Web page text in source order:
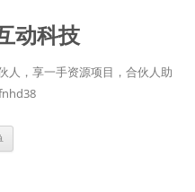
动科技
人，享一手资源项目，合伙人助